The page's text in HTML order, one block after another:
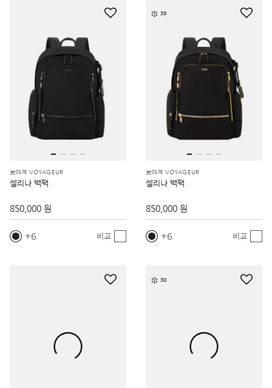
보야져 VOYAGEUR
셀리나 백팩
850,000 원
6 비교
3D
보야져 VOYAGEUR
셀리나 백팩
850,000 원
6 비교
3D